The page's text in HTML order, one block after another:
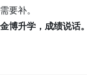
需要补。
金博升学，成绩说话。